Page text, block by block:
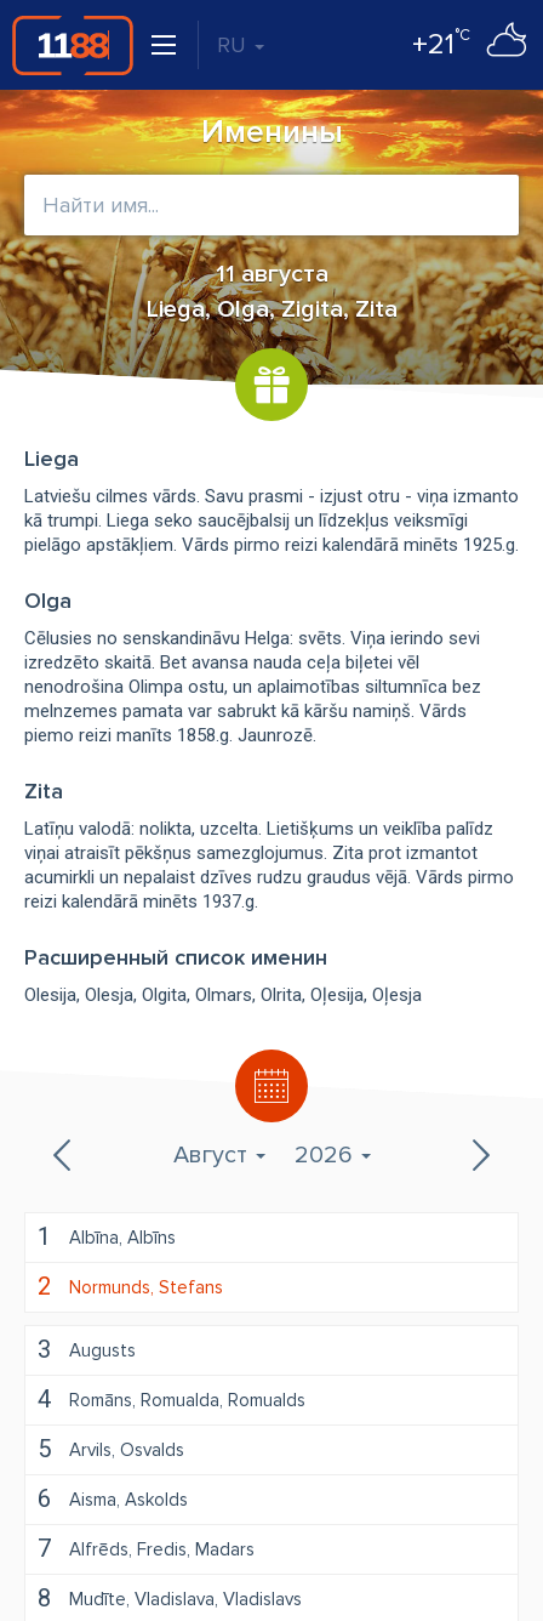
RU +21°C
Именины
11 августа
Liega, Olga, Zigita, Zita
Август 2026
1 Albīna Albīns
2 Normunds Stefans
3 Augusts
4 Romāns Romualda Romualds
5 Arvils Osvalds
6 Aisma Askolds
7 Alfrēds Fredis Madars
8 Mudīte Vladislava Vladislavs
Liega
Latviešu cilmes vārds. Savu prasmi - izjust otru - viņa izmanto
kā trumpi. Liega seko saucējbalsij un līdzekļus veiksmīgi
pielāgo apstākļiem. Vārds pirmo reizi kalendārā minēts 1925.g.
Olga
Cēlusies no senskandināvu Helga: svēts. Viņa ierindo sevi
izredzēto skaitā. Bet avansa nauda ceļa biļetei vēl
nenodrošina Olimpa ostu, un aplaimotības siltumnīca bez
melnzemes pamata var sabrukt kā kāršu namiņš. Vārds
piemo reizi manīts 1858.g. Jaunrozē.
Zita
Latīņu valodā: nolikta, uzcelta. Lietišķums un veiklība palīdz
viņai atraisīt pēkšņus samezglojumus. Zita prot izmantot
acumirkli un nepalaist dzīves rudzu graudus vējā. Vārds pirmo
reizi kalendārā minēts 1937.g.
Расширенный список именин
Olesija Olesja Olgita Olmars Olrita Oļesija Oļesja